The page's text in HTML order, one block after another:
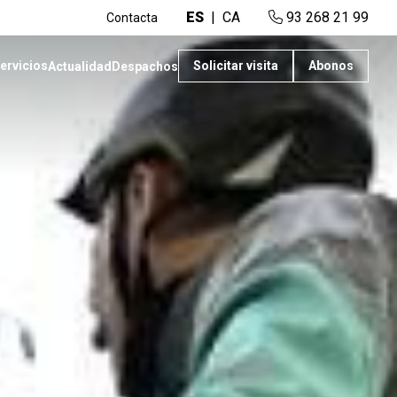
Contacta ES CA 93 268 21 99
Actualidad Despachos Solicitar visita Abonos